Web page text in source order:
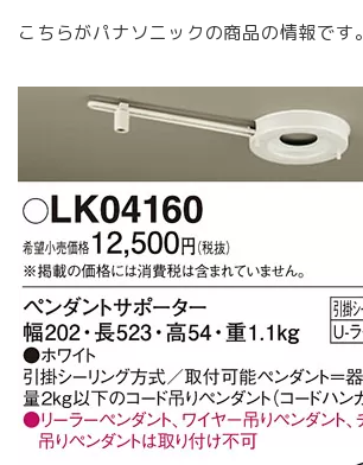
こちらがパナソニックの商品の情報です。